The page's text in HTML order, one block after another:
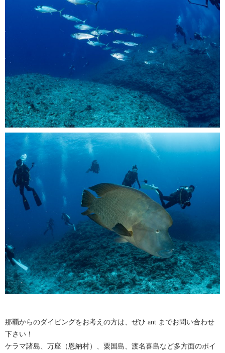
那覇からのダイビングをお考えの方は、ぜひ ant までお問い合わせ
下さい！
ケラマ諸島、万座（恩納村）、粟国島、渡名喜島など多方面のポイ